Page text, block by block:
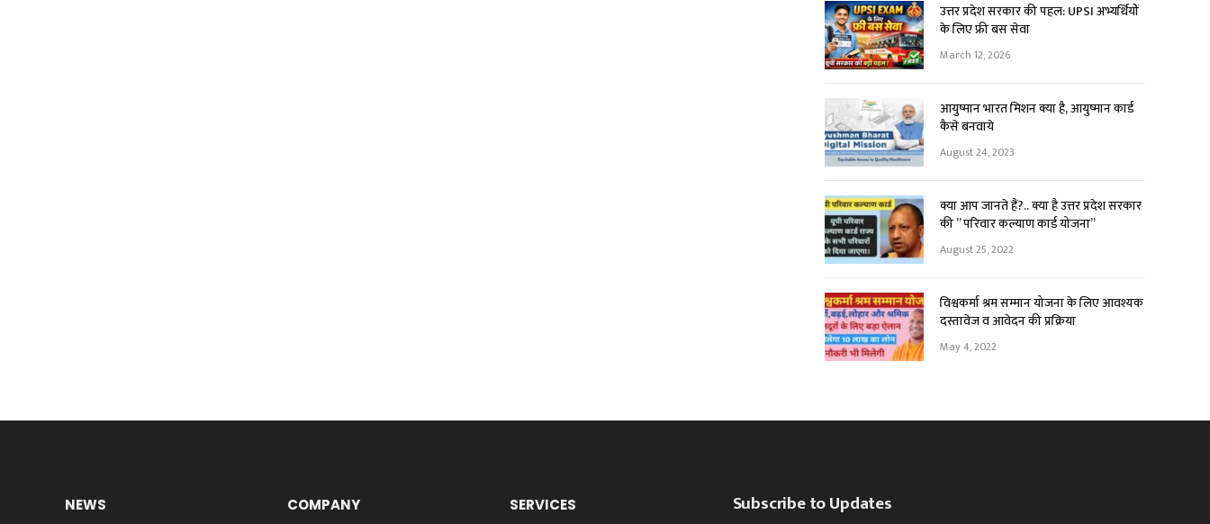
उत्तर प्रदेश सरकार की पहल: UPSI अभ्यर्थियों
के लिए फ्री बस सेवा
March 12, 2026
आयुष्मान भारत मिशन क्या है, आयुष्मान कार्ड
कैसे बनवाये
August 24, 2023
क्या आप जानते हैं?.. क्या है उत्तर प्रदेश सरकार
की ” परिवार कल्याण कार्ड योजना”
August 25, 2022
विश्वकर्मा श्रम सम्मान योजना के लिए आवश्यक
दस्तावेज व आवेदन की प्रक्रिया
May 4, 2022
NEWS COMPANY SERVICES Subscribe to Updates